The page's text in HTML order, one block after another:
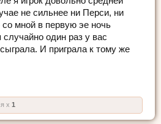
не сильнее ни Перси, ни
мной в первую эе ночь
один раз у вас
И приграла к тому же
x 1